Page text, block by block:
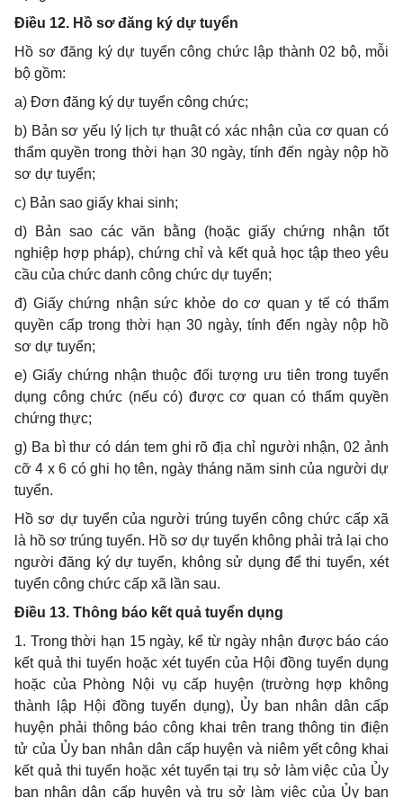
Điều 12. Hồ sơ đăng ký dự tuyển
Hồ sơ đăng ký dự tuyển công chức lập thành 02 bộ, mỗi
bộ gồm:
a) Đơn đăng ký dự tuyển công chức;
b) Bản sơ yếu lý lịch tự thuậtcó xác nhận của cơ quan có
thẩm quyền trong thời hạn 30 ngày, tínhđến ngày nộp hồ
sơ dự tuyển;
c) Bản sao giấy khai sinh;
d)
Bản sao các văn bằng (hoặc giấy chứng nhận tốt
nghiệp hợp pháp), chứng chỉ và kết quả học tập theo yêu
cầu của chức danh công chức dự tuyển;
đ) Giấy chứng nhận sức khỏe do cơ quan y tế có thẩm
quyền cấp trong thời hạn 30 ngày, tính đến ngày nộp hồ
sơ dự tuyển;
e)Giấy chứng nhận thuộc đối tượng ưu tiên trong tuyển
dụng công chức (nếu có) được cơ quan có thẩm quyền
chứng thực;
g) Ba bì thư có dán tem ghi rõ địa chỉ người nhận, 02 ảnh
cỡ 4 x6 có ghi họ tên, ngày tháng năm sinh của người dự
tuyển.
Hồ sơ dự tuyển của người trúng tuyển công chức cấp xã
là hồ sơ trúng tuyển. Hồ sơ dự tuyển không phải trả lại cho
người đăng ký dự tuyển, không sử dụng để thi tuyển, xét
tuyển công chức cấp xã lần sau.
Điều 13. Thông báo kết quả tuyển dụng
1. Trong thời hạn 15 ngày, kể từ ngày nhận được báo cáo
kết quả thi tuyển hoặc xét tuyển của Hội đồng tuyển dụng
hoặc của Phòng Nội vụ cấp huyện (trường hợp không
thành lập Hội đồng tuyển dụng), Ủy ban nhân dân cấp
huyện phải thông báo công khai trên trang thông tin điện
tử của Ủy ban nhân dân cấp huyện và niêm yết công khai
kết quả thi tuyển hoặc xét tuyển tại trụ sở làm việc của Ủy
ban nhân dân cấp huyện và trụ sở làm việc của Ủy ban